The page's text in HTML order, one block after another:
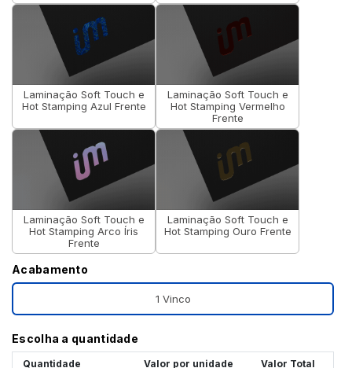
Laminação Soft Touch e
Hot Stamping Azul Frente
Laminação Soft Touch e
Hot Stamping Vermelho
Frente
Laminação Soft Touch e
Hot Stamping Arco Íris
Frente
Laminação Soft Touch e
Hot Stamping Ouro Frente
Acabamento
1 Vinco
Escolha a quantidade
Quantidade Valor por unidade Valor Total